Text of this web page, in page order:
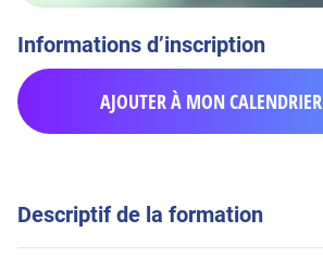
Informations d’inscription
AJOUTER À MON CALENDRIER
Descriptif de la formation